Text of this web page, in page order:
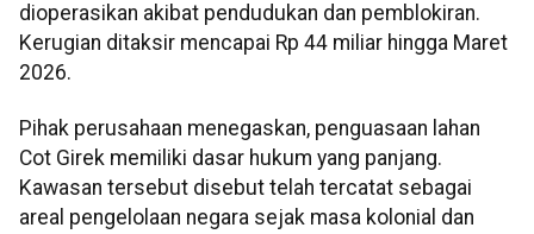
dioperasikan akibat pendudukan dan pemblokiran.
Kerugian ditaksir mencapai Rp 44 miliar hingga Maret
2026.
Pihak perusahaan menegaskan, penguasaan lahan
Cot Girek memiliki dasar hukum yang panjang.
Kawasan tersebut disebut telah tercatat sebagai
areal pengelolaan negara sejak masa kolonial dan